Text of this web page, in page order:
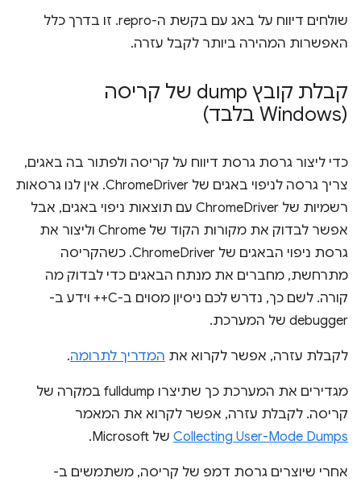
שולחים דיווח על באג עם בקשת ה-repro. זו בדרך כלל
האפשרות המהירה ביותר לקבל עזרה.
קבלת קובץ dump של קריסה
(Windows בלבד)
כדי ליצור גרסת גרסת דיווח על קריסה ולפתור בה באגים,
צריך גרסה לניפוי באגים של ChromeDriver. אין לנו גרסאות
רשמיות של ChromeDriver עם תוצאות ניפוי באגים, אבל
אפשר לבדוק את מקורות הקוד של Chrome וליצור את
גרסת ניפוי הבאגים של ChromeDriver. כשהקריסה
מתרחשת, מחברים את מנתח הבאגים כדי לבדוק מה
קורה. לשם כך, נדרש לכם ניסיון מסוים ב-C++ וידע ב-
debugger של המערכת.
לקבלת עזרה, אפשר לקרוא את המדריך לתרומה.
מגדירים את המערכת כך שתיצרו fulldump במקרה של
קריסה. לקבלת עזרה, אפשר לקרוא את המאמר
Collecting User-Mode Dumps של Microsoft.
אחרי שיוצרים גרסת דמפ של קריסה, משתמשים ב-